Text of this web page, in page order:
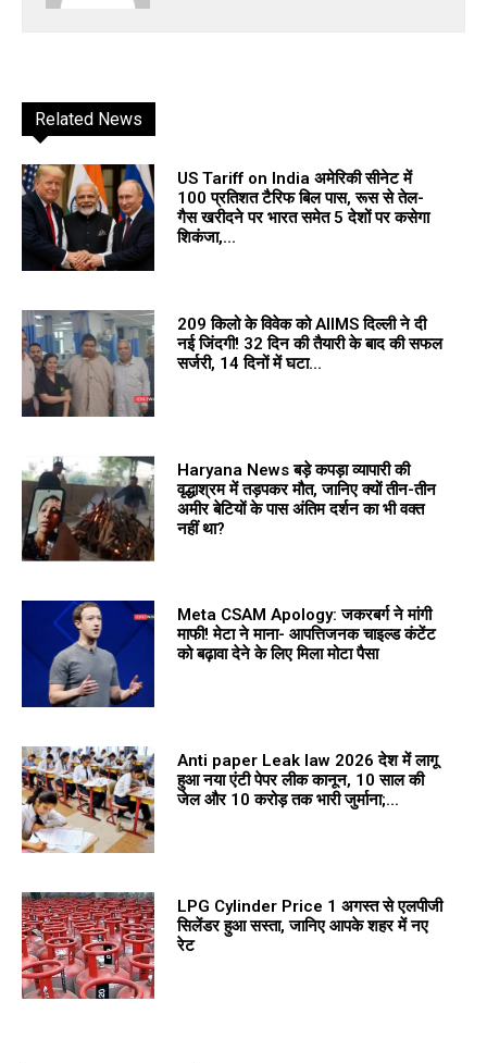
Related News
US Tariff on India अमेरिकी सीनेट में
100 प्रतिशत टैरिफ बिल पास, रूस से तेल-
गैस खरीदने पर भारत समेत 5 देशों पर कसेगा
शिकंजा,...
209 किलो के विवेक को AIIMS दिल्ली ने दी
नई जिंदगी! 32 दिन की तैयारी के बाद की सफल
सर्जरी, 14 दिनों में घटा...
Haryana News बड़े कपड़ा व्यापारी की
वृद्धाश्रम में तड़पकर मौत, जानिए क्यों तीन-तीन
अमीर बेटियों के पास अंतिम दर्शन का भी वक्त
नहीं था?
Meta CSAM Apology: जकरबर्ग ने मांगी
माफी! मेटा ने माना- आपत्तिजनक चाइल्ड कंटेंट
को बढ़ावा देने के लिए मिला मोटा पैसा
Anti paper Leak law 2026 देश में लागू
हुआ नया एंटी पेपर लीक कानून, 10 साल की
जेल और 10 करोड़ तक भारी जुर्माना;...
LPG Cylinder Price 1 अगस्त से एलपीजी
सिलेंडर हुआ सस्ता, जानिए आपके शहर में नए
रेट